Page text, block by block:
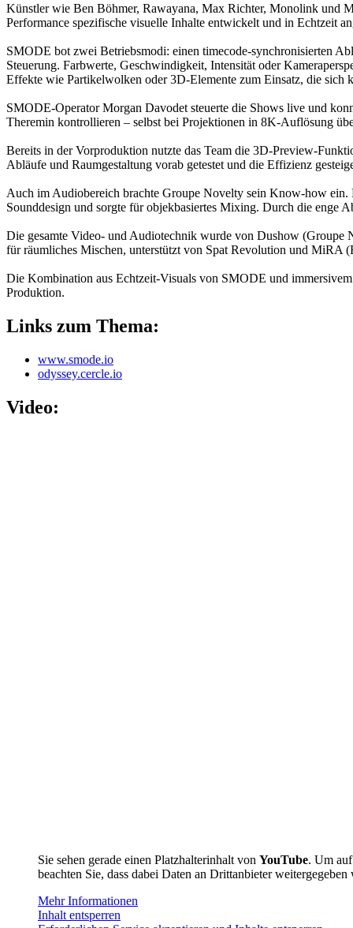
Künstler wie Ben Böhmer, Rawayana, Max Richter, Monolink und
Performance spezifische visuelle Inhalte entwickelt und in Echtzeit
SMODE bot zwei Betriebsmodi: einen timecode-synchronisierten
Steuerung. Farbwerte, Geschwindigkeit, Intensität oder
Effekte wie Partikelwolken oder 3D-Elemente zum Einsatz, die
SMODE-Operator Morgan Davodet steuerte die Shows live und
Theremin kontrollieren – selbst bei Projektionen in 8K-Auflösung
Bereits in der Vorproduktion nutzte das Team die 3D-Preview-
Abläufe und Raumgestaltung vorab getestet und die Effizienz
Auch im Audiobereich brachte Groupe Novelty sein Know-how
Sounddesign und sorgte für objekbasiertes Mixing. Durch die enge
Die gesamte Video- und Audiotechnik wurde von Dushow (Groupe
für räumliches Mischen, unterstützt von Spat Revolution und MiRA
Die Kombination aus Echtzeit-Visuals von SMODE und
Produktion.
Links zum Thema:
www.smode.io
odyssey.cercle.io
Video:
Sie sehen gerade einen Platzhalterinhalt von YouTube. Um
beachten Sie, dass dabei Daten an Drittanbieter weitergegeben
Mehr Informationen
Inhalt entsperren